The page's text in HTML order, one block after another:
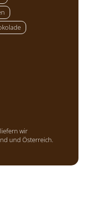
wir
und Österreich.